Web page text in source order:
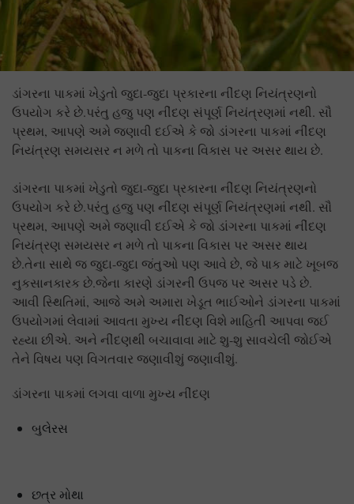
ડાંગરના પાકમાં ખેડુતો જુદા-જુદા પ્રકારના નીંદણ નિયંત્રણનો
ઉપયોગ કરે છે.પરંતુ હજુ પણ નીંદણ સંપૂર્ણ નિયંત્રણમાં નથી. સૌ
પ્રથમ, આપણે અમે જણાવી દઈએ કે જો ડાંગરના પાકમાં નીંદણ
નિયંત્રણ સમયસર ન મળે તો પાકના વિકાસ પર અસર થાય છે.
ડાંગરના પાકમાં ખેડુતો જુદા-જુદા પ્રકારના નીંદણ નિયંત્રણનો
ઉપયોગ કરે છે.પરંતુ હજુ પણ નીંદણ સંપૂર્ણ નિયંત્રણમાં નથી. સૌ
પ્રથમ, આપણે અમે જણાવી દઈએ કે જો ડાંગરના પાકમાં નીંદણ
નિયંત્રણ સમયસર ન મળે તો પાકના વિકાસ પર અસર થાય
છે.તેના સાથે જ જુદા-જુદા જંતુઓ પણ આવે છે, જે પાક માટે ખૂબજ
નુકસાનકારક છે.જેના કારણે ડાંગરની ઉપજ પર અસર પડે છે.
આવી સ્થિતિમાં, આજે અમે અમારા ખેડૂત ભાઈઓને ડાંગરના પાકમાં
ઉપયોગમાં લેવામાં આવતા મુખ્ય નીંદણ વિશે માહિતી આપવા જઈ
રહ્યા છીએ. અને નીંદણથી બચાવાવા માટે શુ-શુ સાવચેલી જોઈએ
તેને વિષય પણ વિગતવાર જણાવીશું જણાવીશું.
ડાંગરના પાકમાં લગવા વાળા મુખ્ય નીંદણ
બુલેરસ
છત્ર મોથા